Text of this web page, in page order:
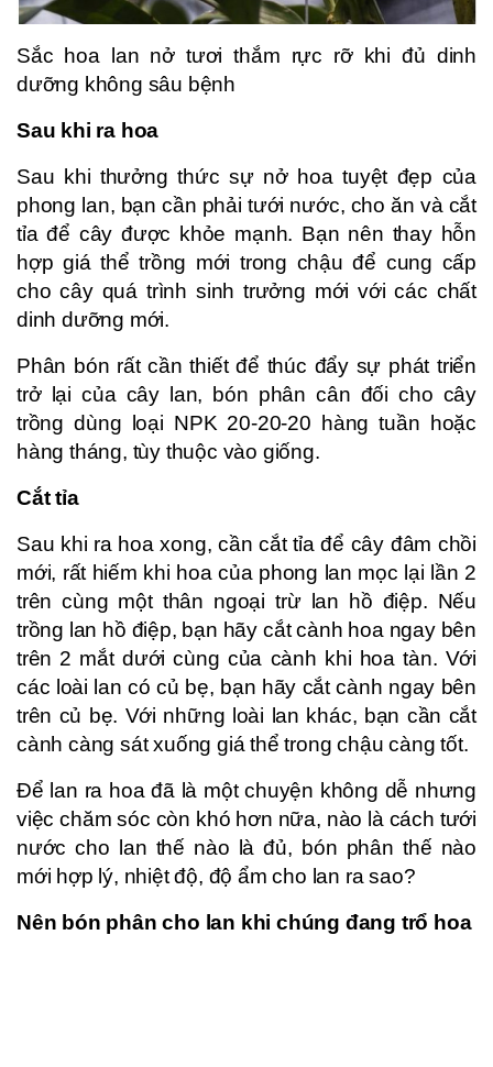
Sắc hoa lan nở tươi thắm rực rỡ khi đủ dinh
dưỡng không sâu bệnh
Sau khi ra hoa
Sau khi thưởng thức sự nở hoa tuyệt đẹp của
phong lan, bạn cần phải tưới nước, cho ăn và cắt
tỉa để cây được khỏe mạnh. Bạn nên thay hỗn
hợp giá thể trồng mới trong chậu để cung cấp
cho cây quá trình sinh trưởng mới với các chất
dinh dưỡng mới.
Phân bón rất cần thiết để thúc đẩy sự phát triển
trở lại của cây lan, bón phân cân đối cho cây
trồng dùng loại NPK 20-20-20 hàng tuần hoặc
hàng tháng, tùy thuộc vào giống.
Cắt tỉa
Sau khi ra hoa xong, cần cắt tỉa để cây đâm chồi
mới, rất hiếm khi hoa của phong lan mọc lại lần 2
trên cùng một thân ngoại trừ lan hồ điệp. Nếu
trồng lan hồ điệp, bạn hãy cắt cành hoa ngay bên
trên 2 mắt dưới cùng của cành khi hoa tàn. Với
các loài lan có củ bẹ, bạn hãy cắt cành ngay bên
trên củ bẹ. Với những loài lan khác, bạn cần cắt
cành càng sát xuống giá thể trong chậu càng tốt.
Để lan ra hoa đã là một chuyện không dễ nhưng
việc chăm sóc còn khó hơn nữa, nào là cách tưới
nước cho lan thế nào là đủ, bón phân thế nào
mới hợp lý, nhiệt độ, độ ẩm cho lan ra sao?
Nên bón phân cho lan khi chúng đang trổ hoa